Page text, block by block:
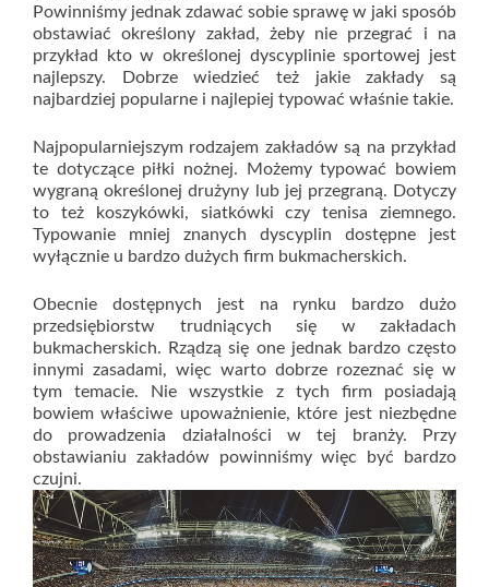
Powinniśmy jednak zdawać sobie sprawę w jaki sposób
obstawiać określony zakład, żeby nie przegrać i na
przykład kto w określonej dyscyplinie sportowej jest
najlepszy. Dobrze wiedzieć też jakie zakłady są
najbardziej popularne i najlepiej typować właśnie takie.
Najpopularniejszym rodzajem zakładów są na przykład
te dotyczące piłki nożnej. Możemy typować bowiem
wygraną określonej drużyny lub jej przegraną. Dotyczy
to też koszykówki, siatkówki czy tenisa ziemnego.
Typowanie mniej znanych dyscyplin dostępne jest
wyłącznie u bardzo dużych firm bukmacherskich.
Obecnie dostępnych jest na rynku bardzo dużo
przedsiębiorstw trudniących się w zakładach
bukmacherskich. Rządzą się one jednak bardzo często
innymi zasadami, więc warto dobrze rozeznać się w
tym temacie. Nie wszystkie z tych firm posiadają
bowiem właściwe upoważnienie, które jest niezbędne
do prowadzenia działalności w tej branży. Przy
obstawianiu zakładów powinniśmy więc być bardzo
czujni.